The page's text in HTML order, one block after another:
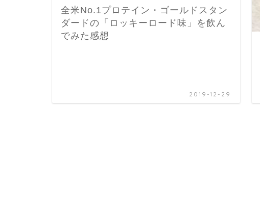
全米No.1プロテイン・ゴールドスタン
ダードの「ロッキーロード味」を飲ん
でみた感想
2019-12-29